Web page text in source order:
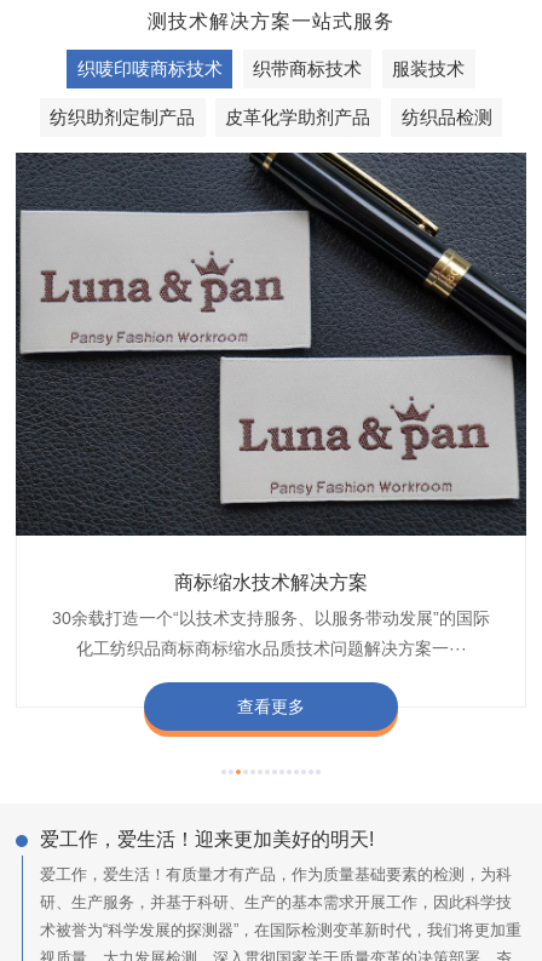
测技术解决方案一站式服务
织唛印唛商标技术 织带商标技术 服装技术
纺织助剂定制产品 皮革化学助剂产品 纺织品检测
商标缩水技术解决方案
30余载打造一个“以技术支持服务、以服务带动发展”的国际
化工纺织品商标商标缩水品质技术问题解决方案一···
查看更多
织带商标防水技术解决方案
博准公司专注于织带商标防水技术解决方案30余载,励志于
纺织品商标企业打造含油量超标品质技术问题解决方···
查看更多
服装颜色不匀技术解决方案
博准是一家专注30余载设计研发织唛印唛商标、织带服装颜
色不匀品质技术问题解决方案一站式服务提供商,技···
查看更多
纺织品阻燃母粒
博准致力于成为纺织品商标阻燃母粒剂,TF-W760,TF-W760
阻燃母粒剂加工定制服务实力提供商,···
查看更多
爱工作，爱生活！迎来更加美好的明天!
爱工作，爱生活！有质量才有产品，作为质量基础要素的检测，为科
研、生产服务，并基于科研、生产的基本需求开展工作，因此科学技
术被誉为“科学发展的探测器”，在国际检测变革新时代，我们将更加重